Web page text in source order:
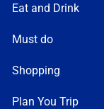
Eat and Drink
Must do
Shopping
Plan You Trip